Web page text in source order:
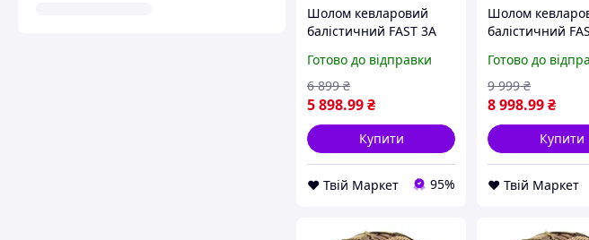
Шолом кевларовий
балістичний FAST 3A
Зелений D9-2026
Готово до відправки
5 898.99₴
6 899 ₴
Купити
❤️ Твій Маркет 95%
Шолом
балістичний
D9-2026
Готово до
8 998.99₴
9 999 ₴
Купити
❤️ Твій Маркет